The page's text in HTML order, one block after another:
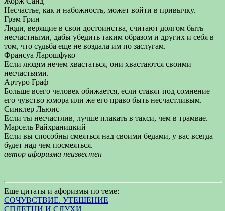
Несчастье, как и набожность, может войти в привычку.
Грэм Грин
Люди, верящие в свои достоинства, считают долгом быть
несчастными, дабы убедить таким образом и других и себя в
том, что судьба еще не воздала им по заслугам.
Франсуа Ларошфуко
Если людям нечем хвастаться, они хвастаются своими
несчастьями.
Артуро Граф
Больше всего человек обижается, если ставят под сомнение
его чувство юмора или же его право быть несчастливым.
Синклер Льюис
Если ты несчастлив, лучше плакать в такси, чем в трамвае.
Марсель Райхраницкий
Если вы способны смеяться над своими бедами, у вас всегда
будет над чем посмеяться.
автор афоризма неизвестен
Еще цитаты и афоризмы по теме:
СОЧУВСТВИЕ. УТЕШЕНИЕ
СПЛЕТНИ И СЛУХИ